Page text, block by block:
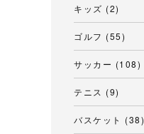
キッズ (2)
ゴルフ (55)
サッカー (108)
テニス (9)
バスケット (38)